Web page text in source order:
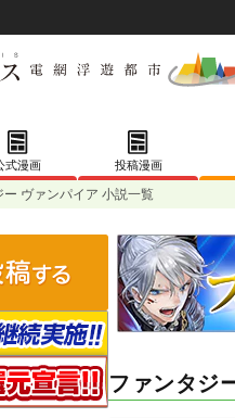
式漫画 投稿漫画
ー ヴァンパイア 小説一覧
ファンタジ